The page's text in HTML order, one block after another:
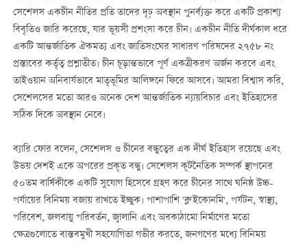
সেশেলস একচীন নীতির প্রতি তাদের দৃঢ় অবস্থান পুনর্ব্যক্ত করে একটি প্রকাশ্য
বিবৃতিও জারি করেছে, যার ভূয়সী প্রশংসা করে চীন। একচীন নীতি দীর্ঘকাল ধরে
একটি আন্তর্জাতিক ঐকমত্য এবং জাতিসংঘের সাধারণ পরিষদের ২৭৫৮ নং
প্রস্তাবের কর্তৃত্ব প্রশ্নাতীত। চীন চূড়ান্তভাবে পূর্ণ একত্রীকরণ অর্জন করবে এবং
তাইওয়ান অনিবার্যভাবে মাতৃভূমির আলিঙ্গনে ফিরে আসবে। আমরা বিশ্বাস করি,
সেশেলসের মতো আরও অনেক দেশ আন্তর্জাতিক ন্যায়বিচার এবং ইতিহাসের
সঠিক দিকে অবস্থান নেবে।
ব্যারি ফোর বলেন, সেশেলস ও চীনের বন্ধুত্বের এক দীর্ঘ ইতিহাস রয়েছে এবং
উভয় দেশই একে অপরের প্রকৃত বন্ধু। সেশেলস কূটনৈতিক সম্পর্ক স্থাপনের
৫০তম বার্ষিকীকে একটি সুযোগ হিসেবে গ্রহণ করে চীনের সাথে ঘনিষ্ঠ উচ্চ-
পর্যায়ের বিনিময় বজায় রাখতে ইচ্ছুক। পাশাপাশি 'ব্লু ইকোনমি', পর্যটন, স্বাস্থ্য,
পরিবেশ, জলবায়ু পরিবর্তন, জ্বালানি এবং অবকাঠামো নির্মাণের মতো
ক্ষেত্রগুলোতে বাস্তবমুখী সহযোগিতা গভীর করতে, জনগণের মধ্যে বিনিময়